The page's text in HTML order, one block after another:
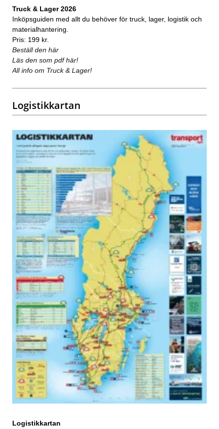
Truck & Lager 2026
Inköpsguiden med allt du behöver för truck, lager, logistik och
materialhantering.
Pris: 199 kr.
Beställ den här
Läs den som pdf här!
All info om Truck & Lager!
Logistikkartan
Logistikkartan